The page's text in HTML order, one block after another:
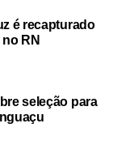
é recapturado
RN
seleção para